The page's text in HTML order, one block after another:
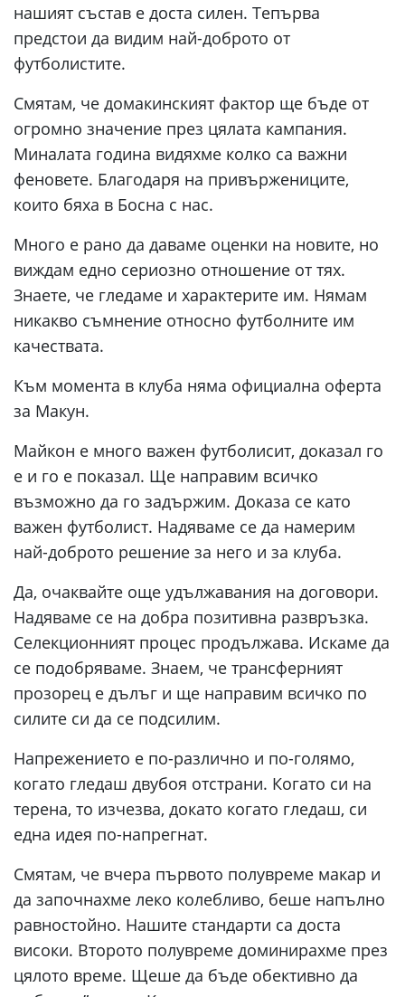
нашият състав е доста силен. Тепърва
предстои да видим най-доброто от
футболистите.
Смятам, че домакинският фактор ще бъде от
огромно значение през цялата кампания.
Миналата година видяхме колко са важни
феновете. Благодаря на привържениците,
които бяха в Босна с нас.
Много е рано да даваме оценки на новите, но
виждам едно сериозно отношение от тях.
Знаете, че гледаме и характерите им. Нямам
никакво съмнение относно футболните им
качествата.
Към момента в клуба няма официална оферта
за Макун.
Майкон е много важен футболисит, доказал го
е и го е показал. Ще направим всичко
възможно да го задържим. Доказа се като
важен футболист. Надяваме се да намерим
най-доброто решение за него и за клуба.
Да, очаквайте още удължавания на договори.
Надяваме се на добра позитивна развръзка.
Селекционният процес продължава. Искаме да
се подобряваме. Знаем, че трансферният
прозорец е дълъг и ще направим всичко по
силите си да се подсилим.
Напрежението е по-различно и по-голямо,
когато гледаш двубоя отстрани. Когато си на
терена, то изчезва, докато когато гледаш, си
една идея по-напрегнат.
Смятам, че вчера първото полувреме макар и
да започнахме леко колебливо, беше напълно
равностойно. Нашите стандарти са доста
високи. Второто полувреме доминирахме през
цялото време. Щеше да бъде обективно да